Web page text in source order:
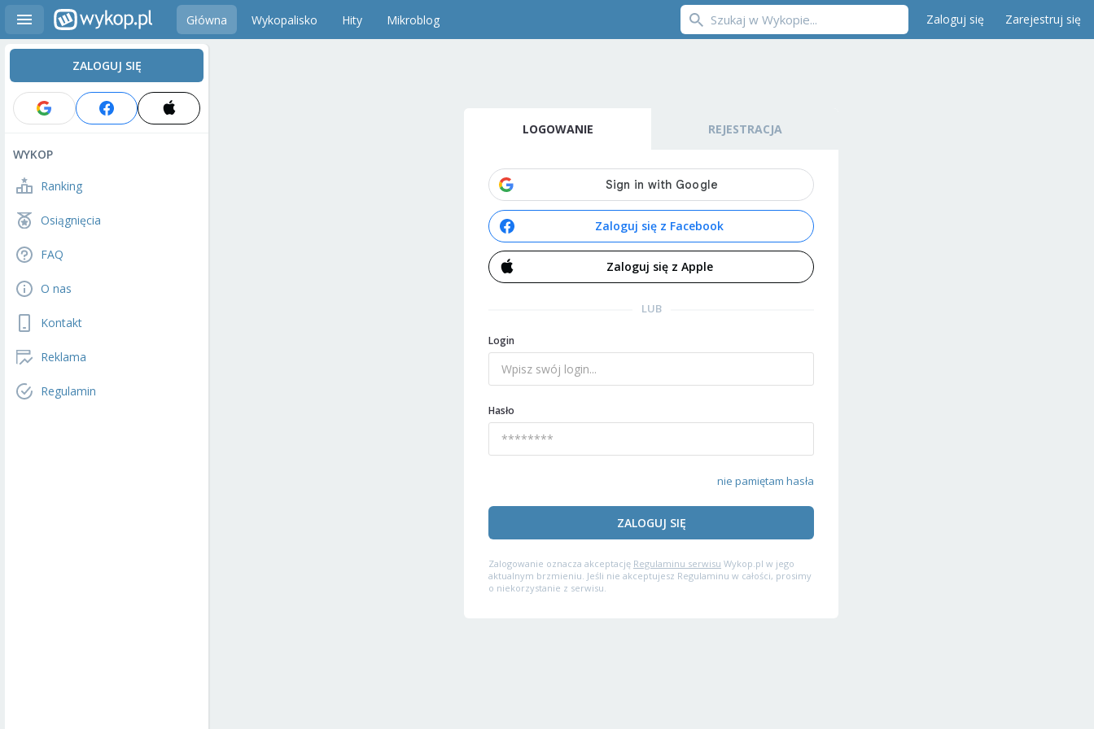
Główna Wykopalisko Hity Mikroblog Zaloguj się Zarejestruj się
ZALOGUJ SIĘ
WYKOP
Ranking
Osiągnięcia
FAQ
O nas
Kontakt
Reklama
Regulamin
LOGOWANIE REJESTRACJA
Zaloguj się z Facebook
Zaloguj się z Apple
LUB
Login
Hasło
nie pamiętam hasła
ZALOGUJ SIĘ
Zalogowanie oznacza akceptację Regulaminu serwisu Wykop.pl w jego
aktualnym brzmieniu. Jeśli nie akceptujesz Regulaminu w całości, prosimy
o niekorzystanie z serwisu.